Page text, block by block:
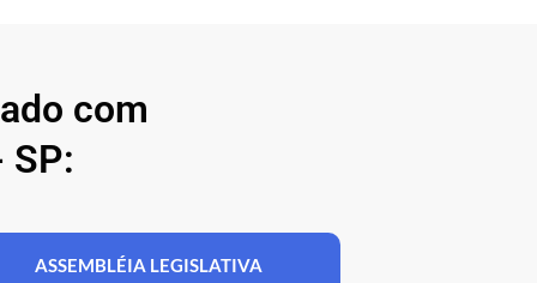
com
SP:
ASSEMBLÉIA LEGISLATIVA